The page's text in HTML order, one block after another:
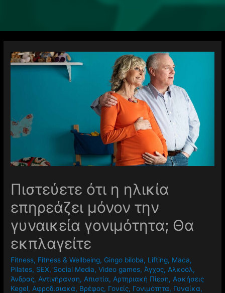
Πιστεύετε ότι η ηλικία
επηρεάζει μόνον την
γυναικεία γονιμότητα; Θα
εκπλαγείτε
Fitness, Fitness & Wellbeing, Gingo biloba, Lifting, Maca,
Pilates, SEX, Social Media,Video games, Άγχος, Αλκοόλ,
Άνδρας, Αντιγήρανση, Απιστία, Αρτηριακή Πίεση, Ασκήσεις
Kegel, Αφροδισιακά, Βρέφος, Γονείς, Γονιμότητα, Γυναίκα,